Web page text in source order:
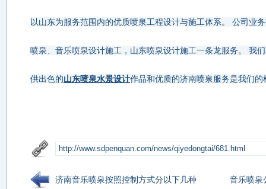
以山东为服务范围内的优质喷泉工程设计与施工体系。 公司业
喷泉、音乐喷泉设计施工，山东喷泉设计施工一条龙服务。 我
供出色的山东喷泉水景设计作品和优质的济南喷泉服务是我们
济南音乐喷泉按照控制方式分以下几种 音乐喷泉